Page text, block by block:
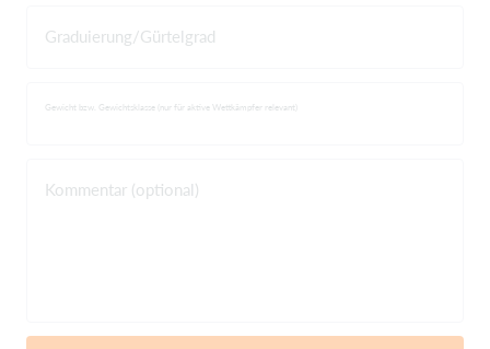
Graduierung/Gürtelgrad
Gewicht bzw. Gewichtsklasse (nur für aktive Wettkämpfer relevant)
Kommentar (optional)